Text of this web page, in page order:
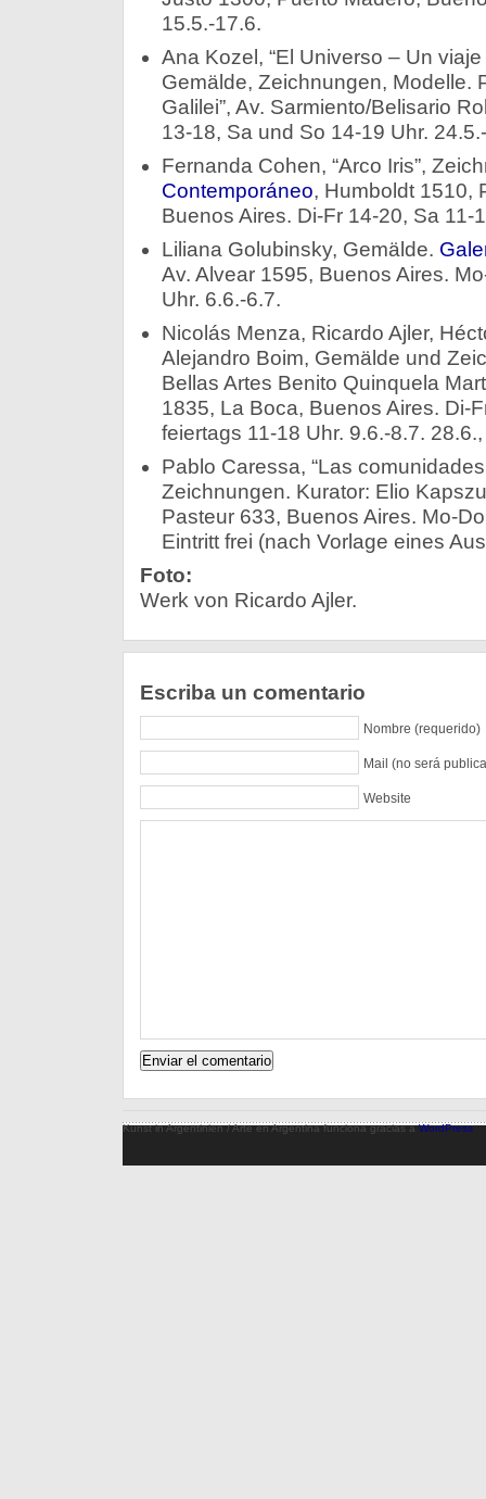
15.5.-17.6.
Ana Kozel, “El Universo – Un
Gemälde, Zeichnungen, Modelle.
Galilei”, Av. Sarmiento/Belisario
13-18, Sa und So 14-19 Uhr.
Fernanda Cohen, “Arco Iris”,
Contemporáneo, Humboldt 1510,
Buenos Aires. Di-Fr 14-20, Sa 11-
Liliana Golubinsky, Gemälde.
Av. Alvear 1595, Buenos Aires.
Uhr. 6.6.-6.7.
Nicolás Menza, Ricardo Ajler,
Alejandro Boim, Gemälde und
Bellas Artes Benito Quinquela
1835, La Boca, Buenos Aires. Di-
feiertags 11-18 Uhr. 9.6.-8.7.
Pablo Caressa, “Las
Zeichnungen. Kurator: Elio
Pasteur 633, Buenos Aires. Mo-
Eintritt frei (nach Vorlage eines
Foto:
Werk von Ricardo Ajler.
Escriba un comentario
Nombre (requerido)
Mail (no será
Website
Kunst in Argentinien / Arte en Argentina funciona gracias aWordPress